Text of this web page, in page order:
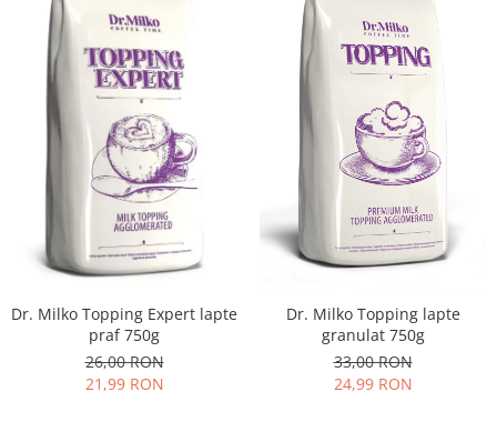
Dr. Milko Topping Expert lapte
praf 750g
26,00 RON
21,99 RON
Dr. Milko Topping lapte
granulat 750g
33,00 RON
24,99 RON